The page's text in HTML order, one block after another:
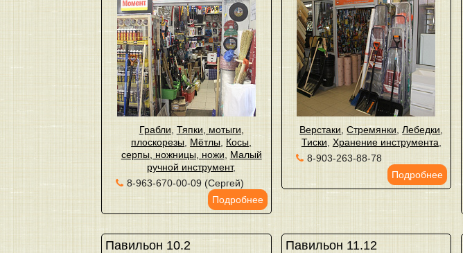
Грабли Тяпки, мотыги,
плоскорезы Мётлы Косы,
серпы, ножницы, ножи
Малый
ручной инструмент,
8-963-670-00-09 (Сергей)
Подробнее
Верстаки ,Стремянки ,Лебедки
Тиски Хранение инструмента
8-903-263-88-78
Подробнее
Павильон 10.2 Павильон 11.12